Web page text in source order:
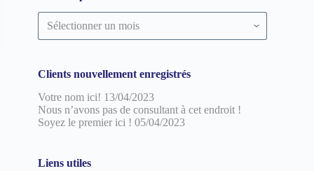
Leaders
par
date
Clients nouvellement enregistrés
Votre nom ici! 13/04/2023
Nous n’avons pas de consultant à cet endroit !
Soyez le premier ici ! 05/04/2023
Liens utiles